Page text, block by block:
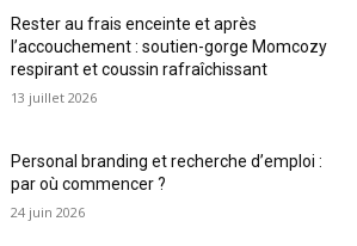
Rester au frais enceinte et après
l’accouchement : soutien-gorge Momcozy
respirant et coussin rafraîchissant
13 juillet 2026
Personal branding et recherche d’emploi :
par où commencer ?
24 juin 2026